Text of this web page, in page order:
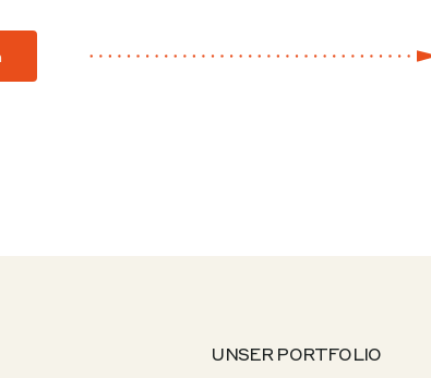
UNSER PORTFOLIO